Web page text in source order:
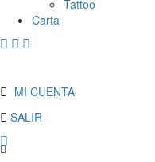
Tattoo
Carta
MI CUENTA
SALIR